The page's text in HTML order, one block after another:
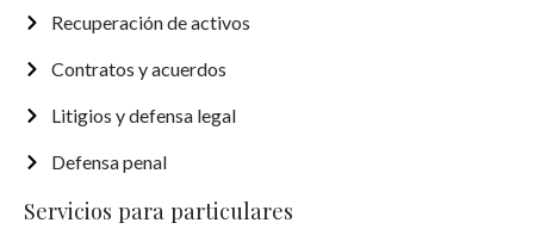
Recuperación de activos
Contratos y acuerdos
Litigios y defensa legal
Defensa penal
Servicios para particulares